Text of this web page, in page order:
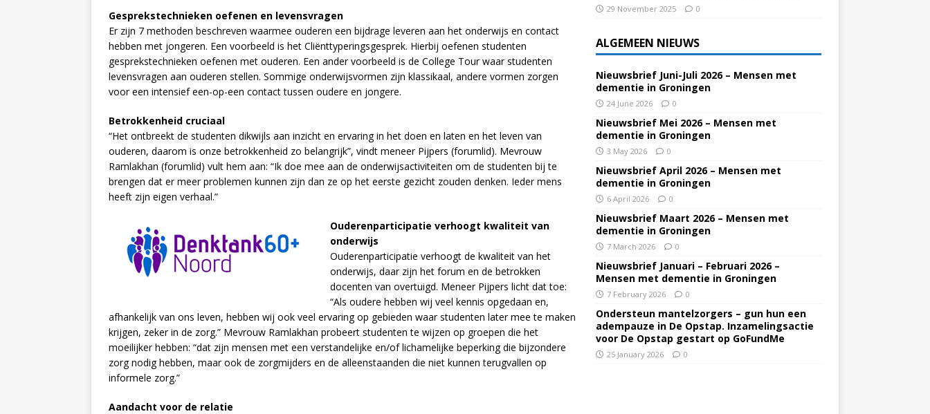
Gesprekstechnieken oefenen en levensvragen
Er zijn 7 methoden beschreven waarmee ouderen een bijdrage leveren aan het onderwijs en contact
hebben met jongeren. Een voorbeeld is het Cliënttyperingsgesprek. Hierbij oefenen studenten
gesprekstechnieken oefenen met ouderen. Een ander voorbeeld is de College Tour waar studenten
levensvragen aan ouderen stellen. Sommige onderwijsvormen zijn klassikaal, andere vormen zorgen
voor een intensief een-op-een contact tussen oudere en jongere.
Betrokkenheid cruciaal
“Het ontbreekt de studenten dikwijls aan inzicht en ervaring in het doen en laten en het leven van
ouderen, daarom is onze betrokkenheid zo belangrijk”, vindt meneer Pijpers (forumlid). Mevrouw
Ramlakhan (forumlid) vult hem aan: “Ik doe mee aan de onderwijsactiviteiten om de studenten bij te
brengen dat er meer problemen kunnen zijn dan ze op het eerste gezicht zouden denken. Ieder mens
heeft zijn eigen verhaal.”
Ouderenparticipatie verhoogt kwaliteit van
onderwijs
Ouderenparticipatie verhoogt de kwaliteit van het
onderwijs, daar zijn het forum en de betrokken
docenten van overtuigd. Meneer Pijpers licht dat toe:
“Als oudere hebben wij veel kennis opgedaan en,
afhankelijk van ons leven, hebben wij ook veel ervaring op gebieden waar studenten later mee te maken
krijgen, zeker in de zorg.” Mevrouw Ramlakhan probeert studenten te wijzen op groepen die het
moeilijker hebben: “dat zijn mensen met een verstandelijke en/of lichamelijke beperking die bijzondere
zorg nodig hebben, maar ook de zorgmijders en de alleenstaanden die niet kunnen terugvallen op
informele zorg.”
Aandacht voor de relatie
29 November 2025 0
ALGEMEEN NIEUWS
Nieuwsbrief Juni-Juli 2026 – Mensen met
dementie in Groningen
24 June 2026 0
Nieuwsbrief Mei 2026 – Mensen met
dementie in Groningen
3 May 2026 0
Nieuwsbrief April 2026 – Mensen met
dementie in Groningen
6 April 2026 0
Nieuwsbrief Maart 2026 – Mensen met
dementie in Groningen
7 March 2026 0
Nieuwsbrief Januari – Februari 2026 –
Mensen met dementie in Groningen
7 February 2026 0
Ondersteun mantelzorgers – gun hun een
adempauze in De Opstap. Inzamelingsactie
voor De Opstap gestart op GoFundMe
25 January 2026 0